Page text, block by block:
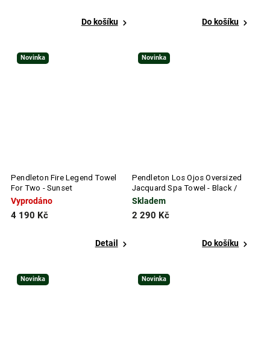
Do košíku Do košíku
Novinka
Pendleton Fire Legend Towel
For Two - Sunset
Vyprodáno
4 190 Kč
Detail
Novinka
Pendleton Los Ojos Oversized
Jacquard Spa Towel - Black /
White
Skladem
2 290 Kč
Do košíku
Novinka Novinka